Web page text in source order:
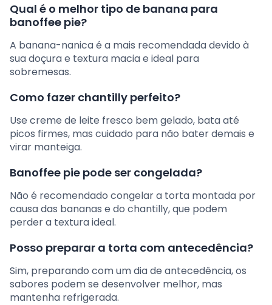
Qual é o melhor tipo de banana para
banoffee pie?
A banana-nanica é a mais recomendada devido à
sua doçura e textura macia e ideal para
sobremesas.
Como fazer chantilly perfeito?
Use creme de leite fresco bem gelado, bata até
picos firmes, mas cuidado para não bater demais e
virar manteiga.
Banoffee pie pode ser congelada?
Não é recomendado congelar a torta montada por
causa das bananas e do chantilly, que podem
perder a textura ideal.
Posso preparar a torta com antecedência?
Sim, preparando com um dia de antecedência, os
sabores podem se desenvolver melhor, mas
mantenha refrigerada.